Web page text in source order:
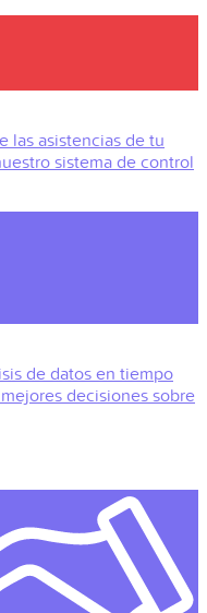
las asistencias de tu
sistema de control
de datos en tiempo
decisiones sobre